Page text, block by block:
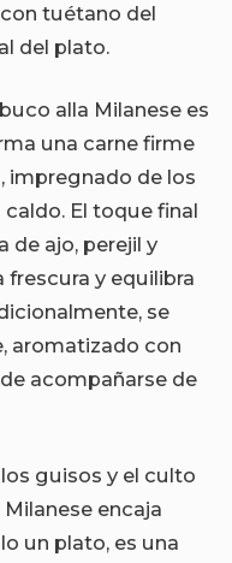
tuétano del
del plato.
alla Milanese es
una carne firme
impregnado de los
El toque final
de ajo, perejil y
frescura y equilibra
se
aromatizado con
acompañarse de
guisos y el culto
encaja
un plato, es una